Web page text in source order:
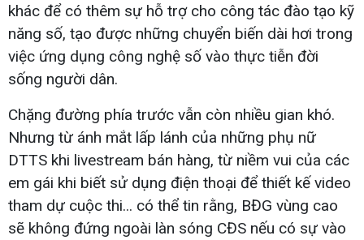
khác để có thêm sự hỗ trợ cho công tác đào tạo kỹ
năng số, tạo được những chuyển biến dài hơi trong
việc ứng dụng công nghệ số vào thực tiễn đời
sống người dân.
Chặng đường phía trước vẫn còn nhiều gian khó.
Nhưng từ ánh mắt lấp lánh của những phụ nữ
DTTS khi livestream bán hàng, từ niềm vui của các
em gái khi biết sử dụng điện thoại để thiết kế video
tham dự cuộc thi... có thể tin rằng, BĐG vùng cao
sẽ không đứng ngoài làn sóng CĐS nếu có sự vào